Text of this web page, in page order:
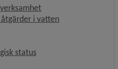
i vatten
status